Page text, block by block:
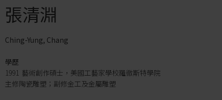
張清淵
Ching-Yung, Chang
學歷
1991 藝術創作碩士，美國工藝家學校羅徹斯特學院
主修陶瓷雕塑；副修金工及金屬雕塑